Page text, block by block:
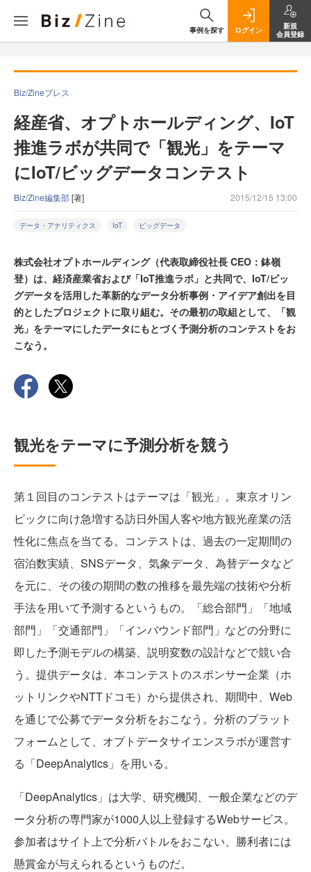
事例を探す ログイン
新規
会員登録
Biz/Zineプレス
経産省、オプトホールディング、IoT
推進ラボが共同で「観光」をテーマ
にIoT/ビッグデータコンテスト
Biz/Zine編集部[著] 2015/12/15 13:00
データ・アナリティクス IoT ビッグデータ
株式会社オプトホールディング（代表取締役社長 CEO：鉢嶺
登）は、経済産業省および「IoT推進ラボ」と共同で、IoT/ビッ
グデータを活用した革新的なデータ分析事例・アイデア創出を目
的としたプロジェクトに取り組む。その最初の取組として、「観
光」をテーマにしたデータにもとづく予測分析のコンテストをお
こなう。
観光をテーマに予測分析を競う
第１回目のコンテストはテーマは「観光」。東京オリン
ピックに向け急増する訪日外国人客や地方観光産業の活
性化に焦点を当てる。コンテストは、過去の一定期間の
宿泊数実績、SNSデータ、気象データ、為替データなど
を元に、その後の期間の数の推移を最先端の技術や分析
手法を用いて予測するというもの。「総合部門」「地域
部門」「交通部門」「インバウンド部門」などの分野に
即した予測モデルの構築、説明変数の設計などで競い合
う。提供データは、本コンテストのスポンサー企業（ホ
ットリンクやNTTドコモ）から提供され、期間中、Web
を通じで公募でデータ分析をおこなう。分析のプラット
フォームとして、オプトデータサイエンスラボが運営す
る「DeepAnalytics」を用いる。
「DeepAnalytics」は大学、研究機関、一般企業などのデ
ータ分析の専門家が1000人以上登録するWebサービス。
参加者はサイト上で分析バトルをおこない、勝利者には
懸賞金が与えられるというものだ。